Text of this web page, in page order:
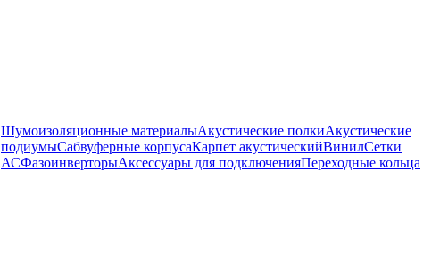
Шумоизоляционные материалыАкустические полкиАкустические
подиумыСабвуферные корпусаКарпет акустическийВинилСетки
АСФазоинверторыАксессуары для подключенияПереходные кольца